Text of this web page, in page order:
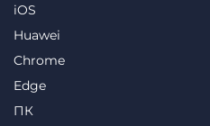
iOS
Huawei
Chrome
Edge
ПК